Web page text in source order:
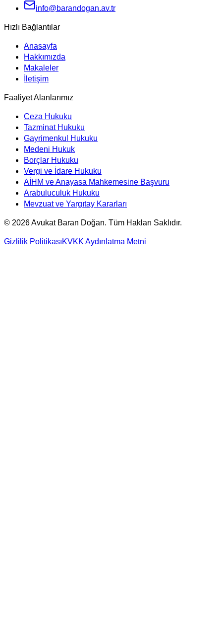
info@barandogan.av.tr
Hızlı Bağlantılar
Anasayfa
Hakkımızda
Makaleler
İletişim
Faaliyet Alanlarımız
Ceza Hukuku
Tazminat Hukuku
Gayrimenkul Hukuku
Medeni Hukuk
Borçlar Hukuku
Vergi ve İdare Hukuku
AİHM ve Anayasa Mahkemesine Başvuru
Arabuluculuk Hukuku
Mevzuat ve Yargıtay Kararları
© 2026Avukat Baran Doğan. Tüm Hakları Saklıdır.
Gizlilik PolitikasıKVKK Aydınlatma Metni